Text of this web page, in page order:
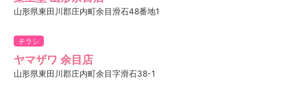
山形県東田川郡庄内町余目滑石48番地1
チラシ
ヤマザワ 余目店
山形県東田川郡庄内町余目字滑石38-1